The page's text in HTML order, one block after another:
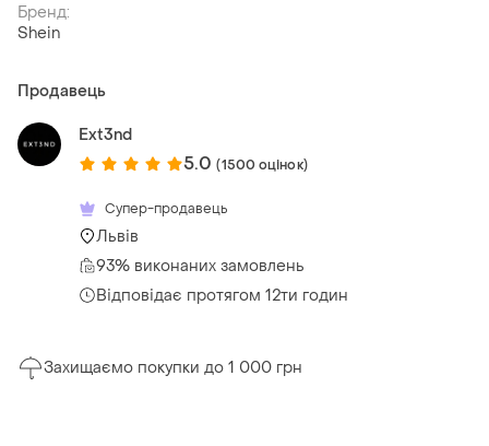
Бренд:
Shein
Продавець
Ext3nd
5.0 (1500 оцінок)
Супер-продавець
Львів
93% виконаних замовлень
Відповідає протягом 12ти годин
Захищаємо покупки до 1 000 грн